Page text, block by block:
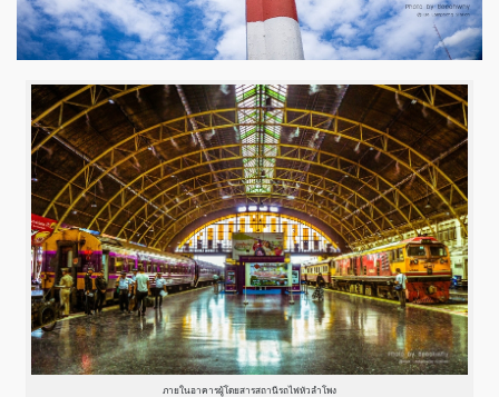
ภายในอาคารผู้โดยสารสถานีรถไฟหัวลำโพง